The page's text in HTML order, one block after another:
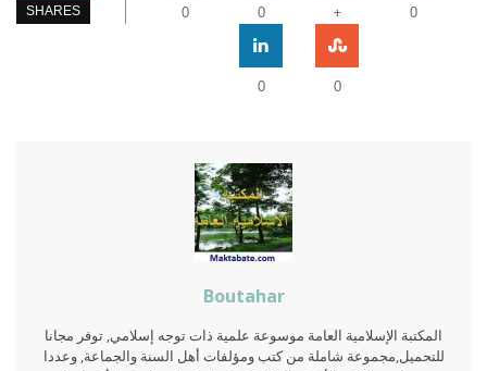
SHARES 0
+
0
0
0
0
Boutahar
المكتبة الإسلامية العامة موسوعة علمية ذات توجه إسلامي, توفر مجانا
للتحميل,مجموعة شاملة من كتب ومؤلفات أهل السنة والجماعة, وعددا